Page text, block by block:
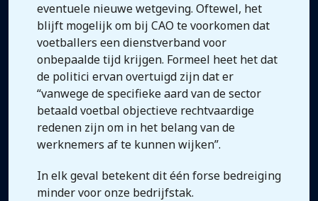
eventuele nieuwe wetgeving. Oftewel, het
blijft mogelijk om bij CAO te voorkomen dat
voetballers een dienstverband voor
onbepaalde tijd krijgen. Formeel heet het dat
de politici ervan overtuigd zijn dat er
“vanwege de specifieke aard van de sector
betaald voetbal objectieve rechtvaardige
redenen zijn om in het belang van de
werknemers af te kunnen wijken”.
In elk geval betekent dit één forse bedreiging
minder voor onze bedrijfstak.